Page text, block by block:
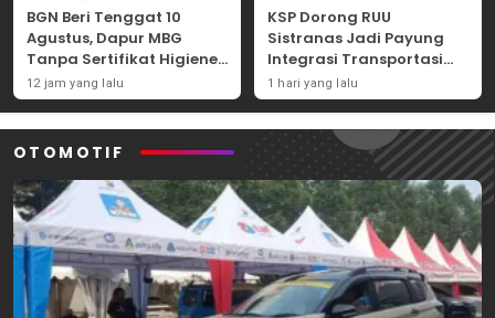
BGN Beri Tenggat 10
Agustus, Dapur MBG
Tanpa Sertifikat Higiene
Terancam Tutup
Permanen
12 jam yang lalu
KSP Dorong RUU
Sistranas Jadi Payung
Integrasi Transportasi
Massal Indonesia
1 hari yang lalu
OTOMOTIF